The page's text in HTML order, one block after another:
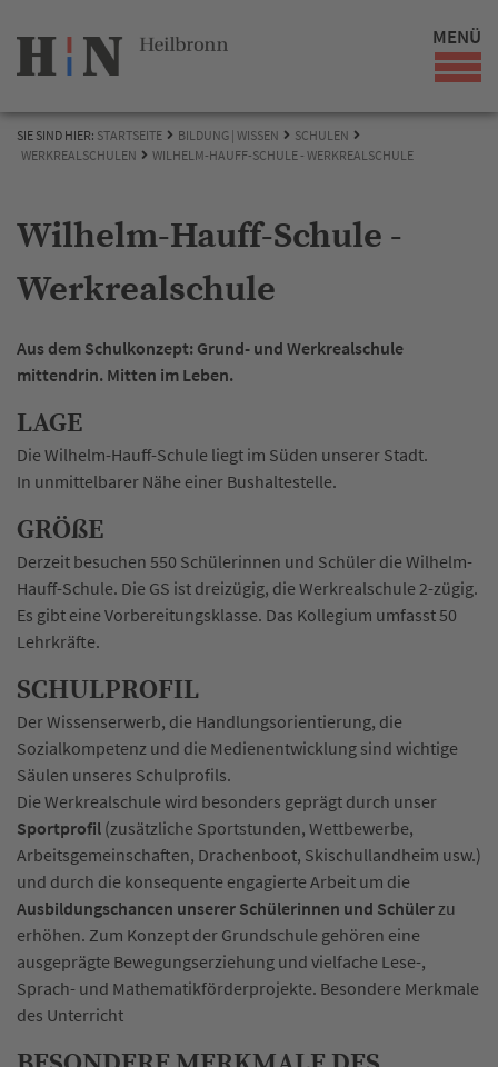
MENÜ
SIE SIND HIER: STARTSEITE BILDUNG | WISSEN
SCHULEN
WERKREALSCHULEN
WILHELM-HAUFF-SCHULE - WERKREALSCHULE
Wilhelm-Hauff-Schule -
Werkrealschule
Aus dem Schulkonzept: Grund- und Werkrealschule
mittendrin. Mitten im Leben.
LAGE
Die Wilhelm-Hauff-Schule liegt im Süden unserer Stadt.
In unmittelbarer Nähe einer Bushaltestelle.
GRÖßE
Derzeit besuchen 550 Schülerinnen und Schüler die Wilhelm-
Hauff-Schule. Die GS ist dreizügig, die Werkrealschule 2-zügig.
Es gibt eine Vorbereitungsklasse. Das Kollegium umfasst 50
Lehrkräfte.
SCHULPROFIL
Der Wissenserwerb, die Handlungsorientierung, die
Sozialkompetenz und die Medienentwicklung sind wichtige
Säulen unseres Schulprofils.
Die Werkrealschule wird besonders geprägt durch unser
Sportprofil (zusätzliche Sportstunden, Wettbewerbe,
Arbeitsgemeinschaften, Drachenboot, Skischullandheim usw.)
und durch die konsequente engagierte Arbeit um die
Ausbildungschancen unserer Schülerinnen und Schülerzu
erhöhen. Zum Konzept der Grundschule gehören eine
ausgeprägte Bewegungserziehung und vielfache Lese-,
Sprach- und Mathematikförderprojekte. Besondere Merkmale
des Unterricht